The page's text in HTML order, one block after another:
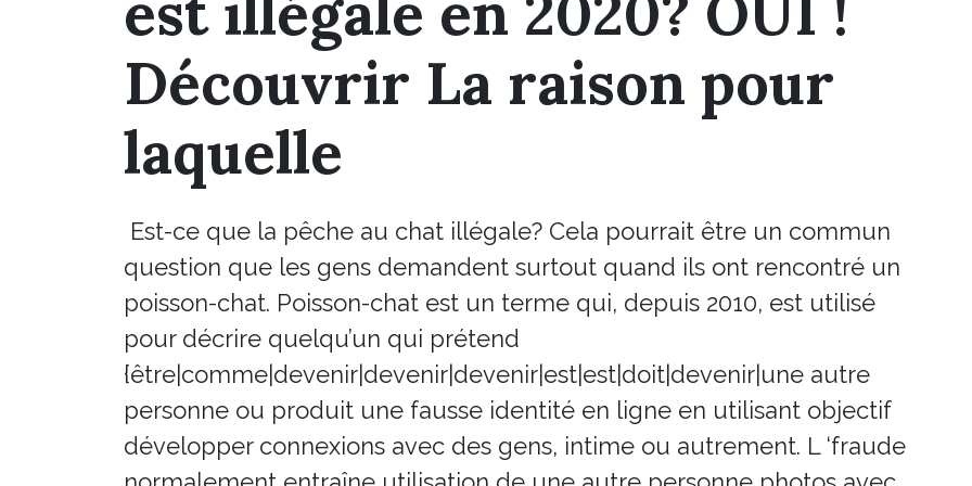
Découvrir La raison pour
laquelle
Est-ce que la pêche au chat illégale? Cela pourrait être un commun
question que les gens demandent surtout quand ils ont rencontré un
poisson-chat. Poisson-chat est un terme qui, depuis 2010, est utilisé
pour décrire quelqu’un qui prétend
{être|comme|devenir|devenir|devenir|est|est|doit|devenir|une autre
personne ou produit une fausse identité en ligne en utilisant objectif
développer connexions avec des gens, intime ou autrement. L ‘fraude